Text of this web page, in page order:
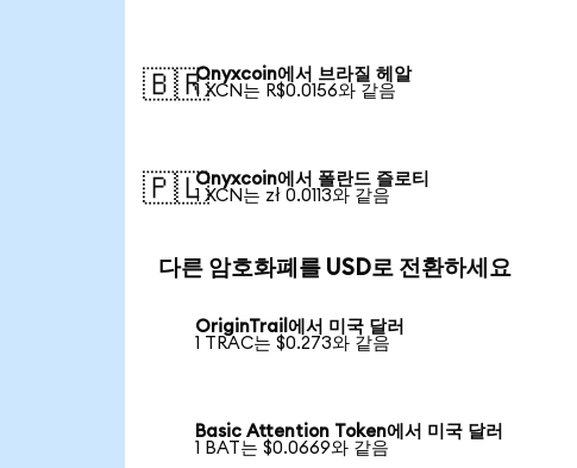
🇧🇷Onyxcoin에서 브라질 헤알
1 XCN는 R$0.0156와 같음
🇵🇱Onyxcoin에서 폴란드 즐로티
1 XCN는 zł 0.0113와 같음
다른 암호화폐를 USD로 전환하세요
OriginTrail에서 미국 달러
1 TRAC는 $0.273와 같음
Basic Attention Token에서 미국 달러
1 BAT는 $0.0669와 같음